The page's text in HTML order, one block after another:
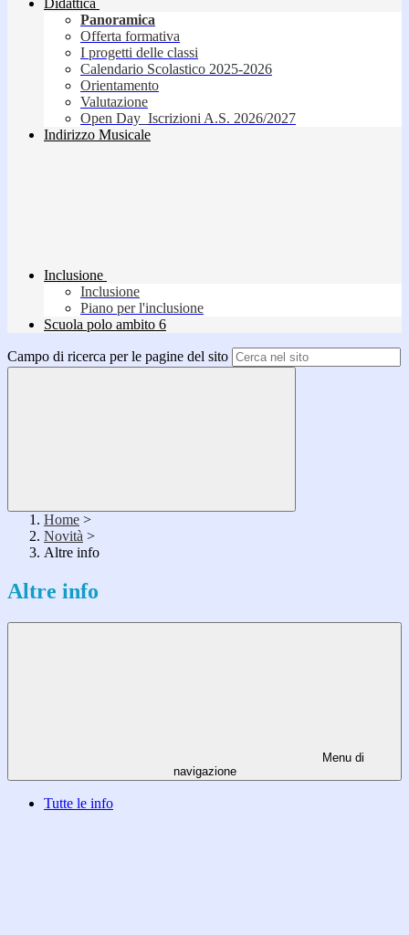
Didattica
Panoramica
Offerta formativa
I progetti delle classi
Calendario Scolastico 2025-2026
Orientamento
Valutazione
Open Day_Iscrizioni A.S. 2026/2027
Indirizzo Musicale
Inclusione
Inclusione
Piano per l'inclusione
Scuola polo ambito 6
Campo di ricerca per le pagine del sito
Home >
Novità >
Altre info
Altre info
Menu di
navigazione
Tutte le info